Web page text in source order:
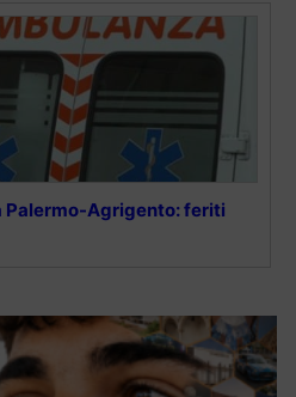
Palermo-Agrigento: feriti